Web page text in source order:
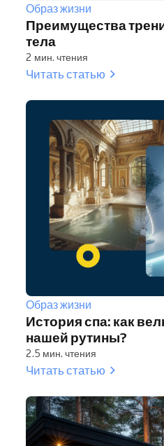
Образ жизни
Преимущества
тела
2 мин. чтения
Читать статью
Образ жизни
История спа: как
нашей рутины?
2.5 мин. чтения
Читать статью